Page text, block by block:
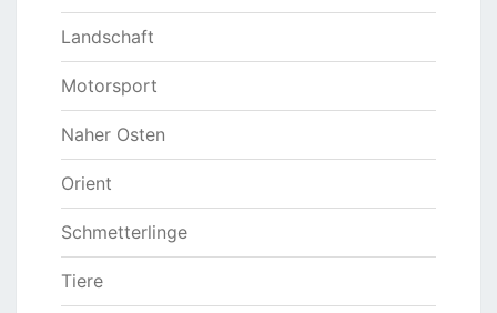
Landschaft
Motorsport
Naher Osten
Orient
Schmetterlinge
Tiere